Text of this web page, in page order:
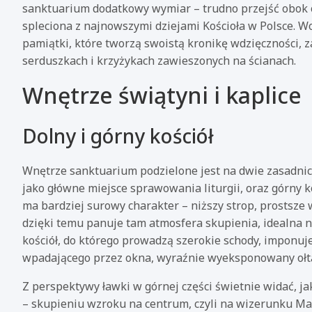
sanktuarium dodatkowy wymiar – trudno przejść
spleciona z najnowszymi dziejami Kościoła w Polsce.
pamiątki, które tworzą swoistą kronikę wdzięczności,
serduszkach i krzyżykach zawieszonych na ścianach.
Wnętrze świątyni i kaplice
Dolny i górny kościół
Wnętrze sanktuarium podzielone jest na dwie
jako główne miejsce sprawowania liturgii, oraz górny
ma bardziej surowy charakter – niższy strop, prostsze
dzięki temu panuje tam atmosfera skupienia, idealna
kościół, do którego prowadzą szerokie schody,
wpadającego przez okna, wyraźnie wyeksponowany
Z perspektywy ławki w górnej części świetnie widać,
– skupieniu wzroku na centrum, czyli na wizerunku